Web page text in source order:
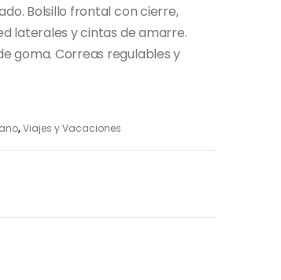
Bolsillo frontal con cierre,
laterales y cintas de amarre.
goma. Correas regulables y
,Viajes y Vacaciones